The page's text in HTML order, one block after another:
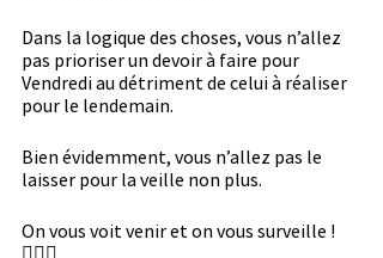
Dans la logique des choses, vous n’allez
pas prioriser un devoir à faire pour
Vendredi au détriment de celui à réaliser
pour le lendemain.
Bien évidemment, vous n’allez pas le
laisser pour la veille non plus.
On vous voit venir et on vous surveille !